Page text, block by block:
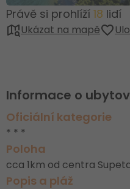
Právě si prohlíží 18 lidí
Ukázat na mapě
Informace o
Oficiální kategorie
* * *
Poloha
cca 1km od centra
Popis a pláž